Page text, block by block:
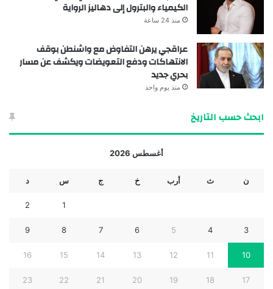
الكيمياء والبترول إلى دهاليز الرواية
منذ 24 ساعة
عراقجي يرهن التفاوض مع واشنطن بوقف
الانتهاكات ودفع التعويضات ويكشف عن مسار
بحري جديد
منذ يوم واحد
ابحث حسب التاريخ
أغسطس 2026
ن ث أرب خ ج س د
1
2
3
4
5
6
7
8
9
10
11
12
13
14
15
16
17
18
19
20
21
22
23